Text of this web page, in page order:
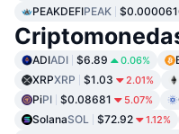
PEAKDEFIPEAK
ADIADI $6.89 0.06%
XRPXRP $1.03 2.01%
PiPI $0.08681 5.07%
SolanaSOL $72.92 1.12%